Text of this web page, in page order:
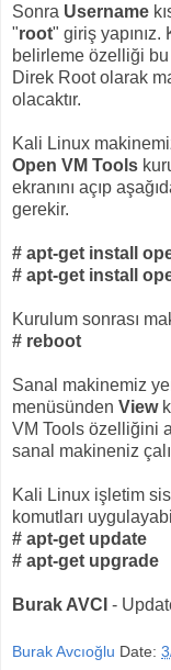
Sonra Username
"root" giriş yapınız.
belirleme özelliği
Direk Root olarak
olacaktır.
Kali Linux
Open VM Tools
ekranını açıp
gerekir.
# apt-get install
# apt-get install
Kurulum sonrası
# reboot
Sanal makinemiz
menüsünden View
VM Tools özelliğini
sanal makineniz
Kali Linux işletim
komutları
# apt-get update
# apt-get upgrade
Burak AVCI -
Burak Avcıoğlu Date: